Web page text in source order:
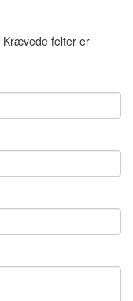
Krævede felter er